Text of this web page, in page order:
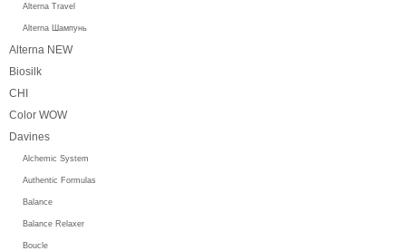
Alterna Travel
Alterna Шампунь
Alterna NEW
Biosilk
CHI
Color WOW
Davines
Alchemic System
Authentic Formulas
Balance
Balance Relaxer
Boucle